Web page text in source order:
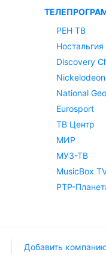
РЕН ТВ
Ностальгия
Discovery
Nickelodeon
National
Eurosport
ТВ Центр
МИР
МУЗ-ТВ
MusicBox
РТР-
Добавить